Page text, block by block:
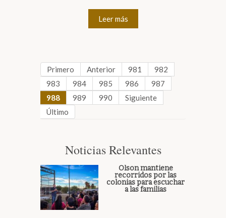
Leer más
Primero Anterior 981
982
983
984 985 986
987
988
989 990
Siguiente
Último
Noticias Relevantes
Olson mantiene
recorridos por las
colonias para escuchar
a las familias